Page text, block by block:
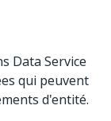
Data Service
qui peuvent
d'entité.